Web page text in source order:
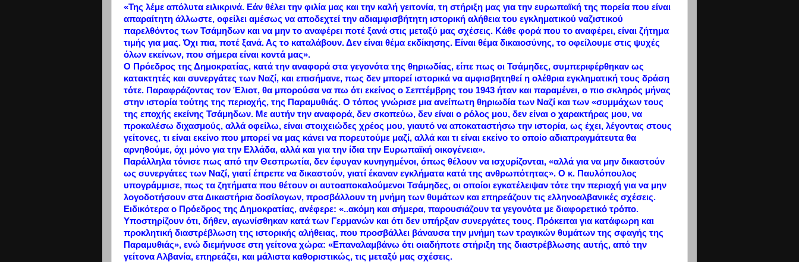
«Της λέμε απόλυτα ειλικρινά. Εάν θέλει την φιλία μας και την καλή γειτονία, τη στήριξη μας για την ευρωπαϊκή της πορεία που είναι
απαραίτητη άλλωστε, οφείλει αμέσως να αποδεχτεί την αδιαμφισβήτητη ιστορική αλήθεια του εγκληματικού ναζιστικού
παρελθόντος των Τσάμηδων και να μην το αναφέρει ποτέ ξανά στις μεταξύ μας σχέσεις. Κάθε φορά που το αναφέρει, είναι ζήτημα
τιμής για μας. Όχι πια, ποτέ ξανά. Ας το καταλάβουν. Δεν είναι θέμα εκδίκησης. Είναι θέμα δικαιοσύνης, το οφείλουμε στις ψυχές
όλων εκείνων, που σήμερα είναι κοντά μας».
Ο Πρόεδρος της Δημοκρατίας, κατά την αναφορά στα γεγονότα της θηριωδίας, είπε πως οι Τσάμηδες, συμπεριφέρθηκαν ως
κατακτητές και συνεργάτες των Ναζί, και επισήμανε, πως δεν μπορεί ιστορικά να αμφισβητηθεί η ολέθρια εγκληματική τους δράση
τότε. Παραφράζοντας τον Έλιοτ, θα μπορούσα να πω ότι εκείνος ο Σεπτέμβρης του 1943 ήταν και παραμένει, ο πιο σκληρός μήνας
στην ιστορία τούτης της περιοχής, της Παραμυθιάς. Ο τόπος γνώρισε μια ανείπωτη θηριωδία των Ναζί και των «συμμάχων τους
της εποχής εκείνης Τσάμηδων. Με αυτήν την αναφορά, δεν σκοπεύω, δεν είναι ο ρόλος μου, δεν είναι ο χαρακτήρας μου, να
προκαλέσω διχασμούς, αλλά οφείλω, είναι στοιχειώδες χρέος μου, γιαυτό να αποκαταστήσω την ιστορία, ως έχει, λέγοντας στους
γείτονες, τι είναι εκείνο που μπορεί να μας κάνει να πορευτούμε μαζί, αλλά και τι είναι εκείνο το οποίο αδιαπραγμάτευτα θα
αρνηθούμε, όχι μόνο για την Ελλάδα, αλλά και για την ίδια την Ευρωπαϊκή οικογένεια».
Παράλληλα τόνισε πως από την Θεσπρωτία, δεν έφυγαν κυνηγημένοι, όπως θέλουν να ισχυρίζονται, «αλλά για να μην δικαστούν
ως συνεργάτες των Ναζί, γιατί έπρεπε να δικαστούν, γιατί έκαναν εγκλήματα κατά της ανθρωπότητας». Ο κ. Παυλόπουλος
υπογράμμισε, πως τα ζητήματα που θέτουν οι αυτοαποκαλούμενοι Τσάμηδες, οι οποίοι εγκατέλειψαν τότε την περιοχή για να μην
λογοδοτήσουν στα Δικαστήρια δοσίλογων, προσβάλλουν τη μνήμη των θυμάτων και επηρεάζουν τις ελληνοαλβανικές σχέσεις.
Ειδικότερα ο Πρόεδρος της Δημοκρατίας, ανέφερε: «..ακόμη και σήμερα, παρουσιάζουν τα γεγονότα με διαφορετικό τρόπο.
Υποστηρίζουν ότι, δήθεν, αγωνίσθηκαν κατά των Γερμανών και ότι δεν υπήρξαν συνεργάτες τους. Πρόκειται για κατάφωρη και
προκλητική διαστρέβλωση της ιστορικής αλήθειας, που προσβάλλει βάναυσα την μνήμη των τραγικών θυμάτων της σφαγής της
Παραμυθιάς», ενώ διεμήνυσε στη γείτονα χώρα: «Επαναλαμβάνω ότι οιαδήποτε στήριξη της διαστρέβλωσης αυτής, από την
γείτονα Αλβανία, επηρεάζει, και μάλιστα καθοριστικώς, τις μεταξύ μας σχέσεις.